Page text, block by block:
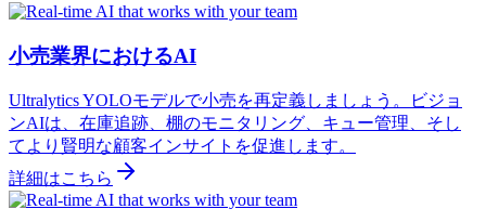
小売業界におけるAI
Ultralytics YOLOモデルで小売を再定義しましょう。ビジョ
ンAIは、在庫追跡、棚のモニタリング、キュー管理、そし
てより賢明な顧客インサイトを促進します。
詳細はこちら